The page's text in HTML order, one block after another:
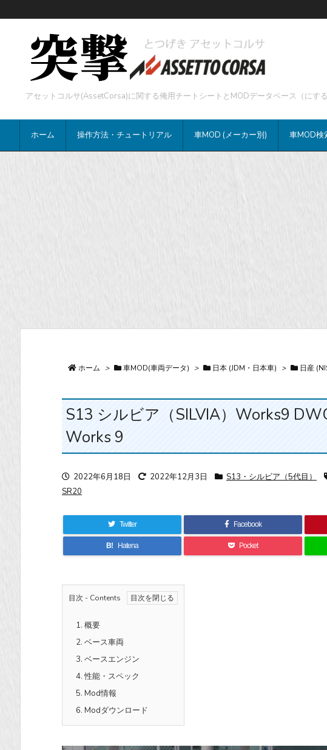
アセットコルサ(AssetCorsa)に関する俺用チートシートとMODデータベース（にす
ホーム 操作方法・チュートリアル 車MOD (メーカー別) 車MOD検
ホーム > 車MOD(車両データ) > 日本 (JDM・日本車) > 日産
S13 シルビア（SILVIA）Works9
Works 9
2022年6月18日 2022年12月3日 S13・シルビア（5代目）
SR20
Twitter Facebook
B! Hatena Pocket
目次 - Contents
1. 概要
2. ベース車両
3. ベースエンジン
4.性能・スペック
5. Mod情報
6. Modダウンロード